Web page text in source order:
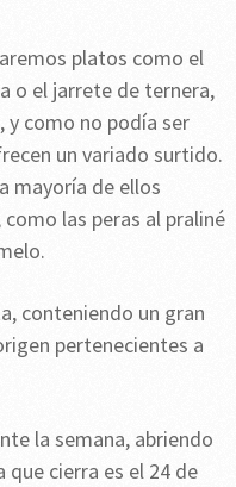
platos como el
o el jarrete de ternera,
y como no podía ser
un variado surtido.
mayoría de ellos
las peras al praliné
conteniendo un gran
pertenecientes a
la semana, abriendo
que cierra es el 24 de